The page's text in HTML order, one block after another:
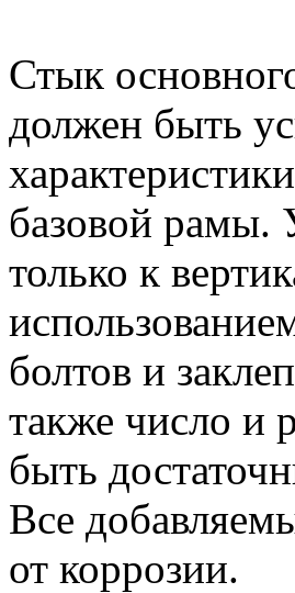
Стык
должен быть
базовой рамы.
только к
болтов и
также число и
быть
Все
от коррозии.